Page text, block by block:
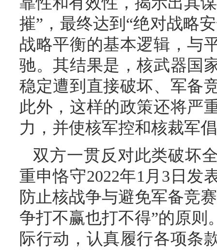
摧”，最终达到“绝对战略
战略平衡的基本逻辑，与
驰。其结果是，核武器国
稳定遭到直接破坏、军备
此外，这样的政策还将严
力，并使核军控和核裁军
双方一贯反对此类破坏
重申恪守2022年1月3日发
防止核战争与避免军备竞
争打不赢也打不得”的原
际行动，认真履行各项条